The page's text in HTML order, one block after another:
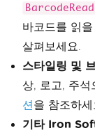
바코드를 읽
살펴보세요.
스타일링 및
상, 로고, 주석
션 을 참조하세
기타 Iron